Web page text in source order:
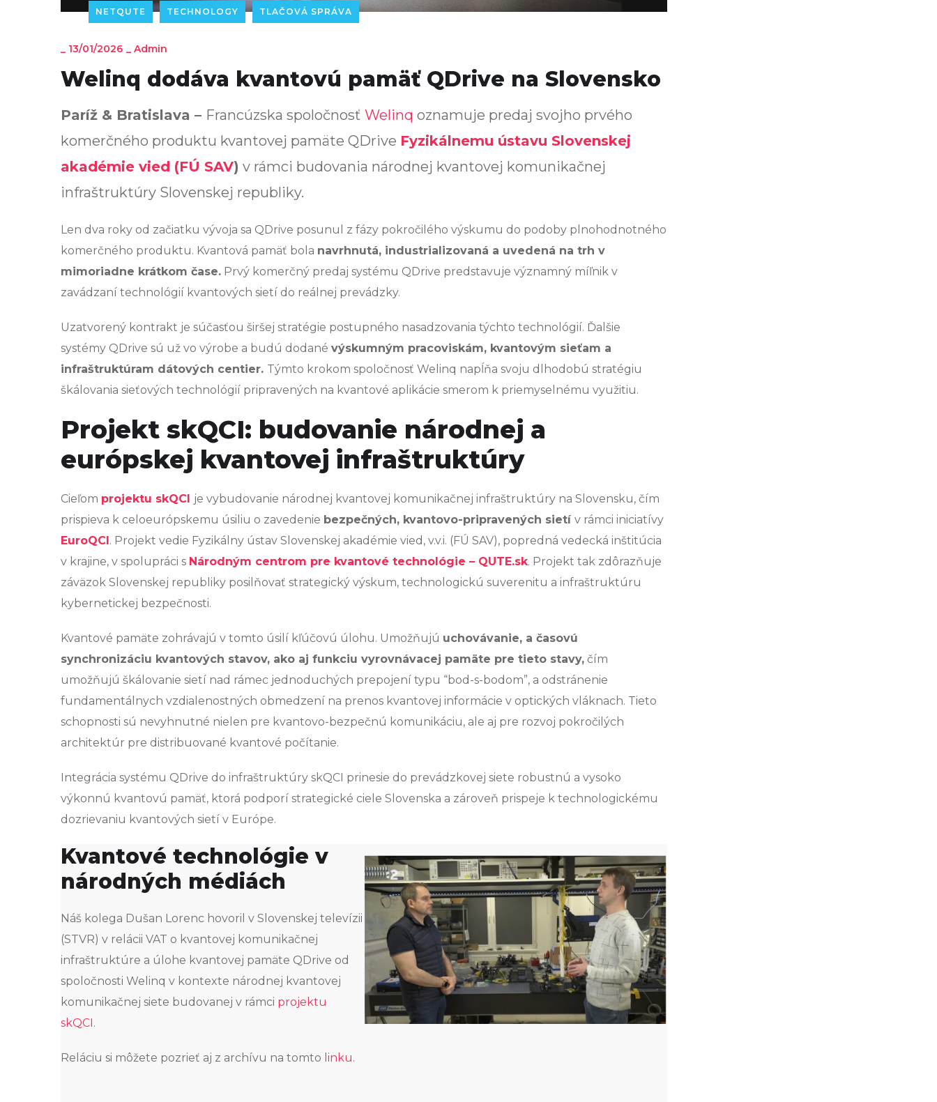
NETQUTE TECHNOLOGY TLAČOVÁ SPRÁVA
13/01/2026 Admin
Welinq dodáva kvantovú pamäť QDrive na Slovensko
Paríž & Bratislava – Francúzska spoločnosť Welinq oznamuje predaj svojho prvého
komerčného produktu kvantovej pamäte QDrive Fyzikálnemu ústavu Slovenskej
akadémie vied (FÚ SAV) v rámci budovania národnej kvantovej komunikačnej
infraštruktúry Slovenskej republiky.
Len dva roky od začiatku vývoja sa QDrive posunul z fázy pokročilého výskumu do podoby plnohodnotného
komerčného produktu. Kvantová pamäť bola navrhnutá, industrializovaná a uvedená na trh v
mimoriadne krátkom čase. Prvý komerčný predaj systému QDrive predstavuje významný míľnik v
zavádzaní technológií kvantových sietí do reálnej prevádzky.
Uzatvorený kontrakt je súčasťou širšej stratégie postupného nasadzovania týchto technológií. Ďalšie
systémy QDrive sú už vo výrobe a budú dodané výskumným pracoviskám, kvantovým sieťam a
infraštruktúram dátových centier. Týmto krokom spoločnosť Welinq napĺňa svoju dlhodobú stratégiu
škálovania sieťových technológií pripravených na kvantové aplikácie smerom k priemyselnému využitiu.
Projekt skQCI: budovanie národnej a
európskej kvantovej infraštruktúry
Cieľom projektu skQCI je vybudovanie národnej kvantovej komunikačnej infraštruktúry na Slovensku, čím
prispieva k celoeurópskemu úsiliu o zavedenie bezpečných, kvantovo-pripravených sietí v rámci iniciatívy
EuroQCI. Projekt vedie Fyzikálny ústav Slovenskej akadémie vied, v.v.i. (FÚ SAV), popredná vedecká inštitúcia
v krajine, v spolupráci s Národným centrom pre kvantové technológie – QUTE.sk. Projekt tak zdôrazňuje
záväzok Slovenskej republiky posilňovať strategický výskum, technologickú suverenitu a infraštruktúru
kybernetickej bezpečnosti.
Kvantové pamäte zohrávajú v tomto úsilí kľúčovú úlohu. Umožňujú uchovávanie, a časovú
synchronizáciu kvantových stavov, ako aj funkciu vyrovnávacej pamäte pre tieto stavy, čím
umožňujú škálovanie sietí nad rámec jednoduchých prepojení typu “bod-s-bodom”, a odstránenie
fundamentálnych vzdialenostných obmedzení na prenos kvantovej informácie v optických vláknach. Tieto
schopnosti sú nevyhnutné nielen pre kvantovo-bezpečnú komunikáciu, ale aj pre rozvoj pokročilých
architektúr pre distribuované kvantové počítanie.
Integrácia systému QDrive do infraštruktúry skQCI prinesie do prevádzkovej siete robustnú a vysoko
výkonnú kvantovú pamäť, ktorá podporí strategické ciele Slovenska a zároveň prispeje k technologickému
dozrievaniu kvantových sietí v Európe.
Kvantové technológie v
národných médiách
Náš kolega Dušan Lorenc hovoril v Slovenskej televízii
(STVR) v relácii VAT o kvantovej komunikačnej
infraštruktúre a úlohe kvantovej pamäte QDrive od
spoločnosti Welinq v kontexte národnej kvantovej
komunikačnej siete budovanej v rámci projektu
skQCI.
Reláciu si môžete pozrieť aj z archívu na tomto linku.